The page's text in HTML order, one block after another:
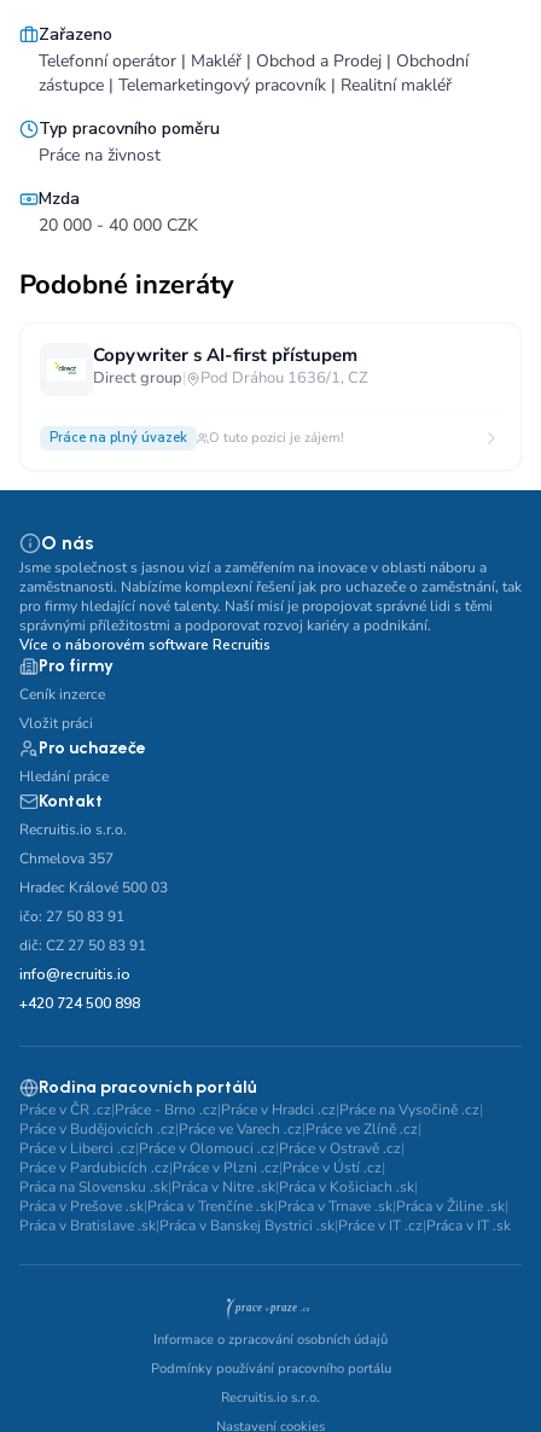
Zařazeno
Telefonní operátor | Makléř | Obchod a Prodej | Obchodní
zástupce | Telemarketingový pracovník | Realitní makléř
Typ pracovního poměru
Práce na živnost
Mzda
20 000 - 40 000 CZK
Podobné inzeráty
Copywriter s AI-first přístupem
Direct group| Pod Dráhou 1636/1, CZ
Práce na plný úvazek O tuto pozici je zájem!
O nás
Jsme společnost s jasnou vizí a zaměřením na inovace v oblasti náboru a
zaměstnanosti. Nabízíme komplexní řešení jak pro uchazeče o zaměstnání, tak
pro firmy hledající nové talenty. Naší misí je propojovat správné lidi s těmi
správnými příležitostmi a podporovat rozvoj kariéry a podnikání.
Více o náborovém software Recruitis
Pro firmy
Ceník inzerce
Vložit práci
Pro uchazeče
Hledání práce
Kontakt
Recruitis.io s.r.o.
Chmelova 357
Hradec Králové 500 03
ičo: 27 50 83 91
dič: CZ 27 50 83 91
info@recruitis.io
+420 724 500 898
Rodina pracovních portálů
Práce v ČR .cz|Práce - Brno .cz|Práce v Hradci .cz|Práce na Vysočině .cz|
Práce v Budějovicích .cz|Práce ve Varech .cz|Práce ve Zlíně .cz|
Práce v Liberci .cz|Práce v Olomouci .cz|Práce v Ostravě .cz|
Práce v Pardubicích .cz|Práce v Plzni .cz|Práce v Ústí .cz|
Práca na Slovensku .sk|Práca v Nitre .sk|Práca v Košiciach .sk|
Práca v Prešove .sk|Práca v Trenčíne .sk|Práca v Trnave .sk|Práca v Žiline .sk|
Práca v Bratislave .sk|Práca v Banskej Bystrici .sk|Práce v IT .cz|Práca v IT .sk
Informace o zpracování osobních údajů
Podmínky používání pracovního portálu
Recruitis.io s.r.o.
Nastavení cookies